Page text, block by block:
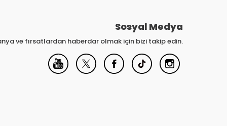
Sosyal Medya
ve fırsatlardan haberdar olmak için bizi takip edin.